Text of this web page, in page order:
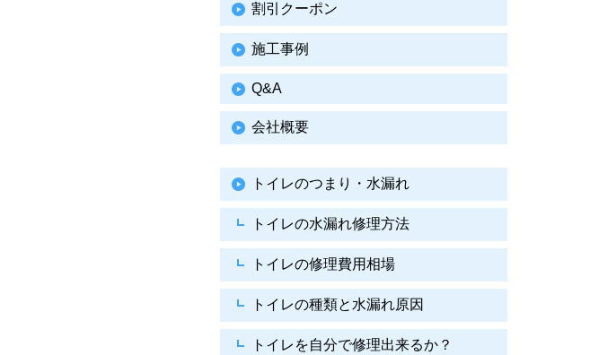
割引クーポン
施工事例
Q&A
会社概要
トイレのつまり・水漏れ
トイレの水漏れ修理方法
トイレの修理費用相場
トイレの種類と水漏れ原因
トイレを自分で修理出来るか？